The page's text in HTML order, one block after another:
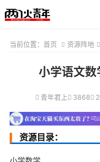
当前位置： 首页 资源阵地
小学语文
青年君上 3868
资源目录：